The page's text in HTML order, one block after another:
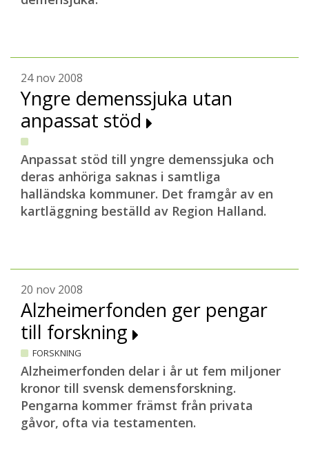
24 nov 2008
Yngre demenssjuka utan
anpassat stöd
Anpassat stöd till yngre demenssjuka och
deras anhöriga saknas i samtliga
halländska kommuner. Det framgår av en
kartläggning beställd av Region Halland.
20 nov 2008
Alzheimerfonden ger pengar
till forskning
FORSKNING
Alzheimerfonden delar i år ut fem miljoner
kronor till svensk demensforskning.
Pengarna kommer främst från privata
gåvor, ofta via testamenten.